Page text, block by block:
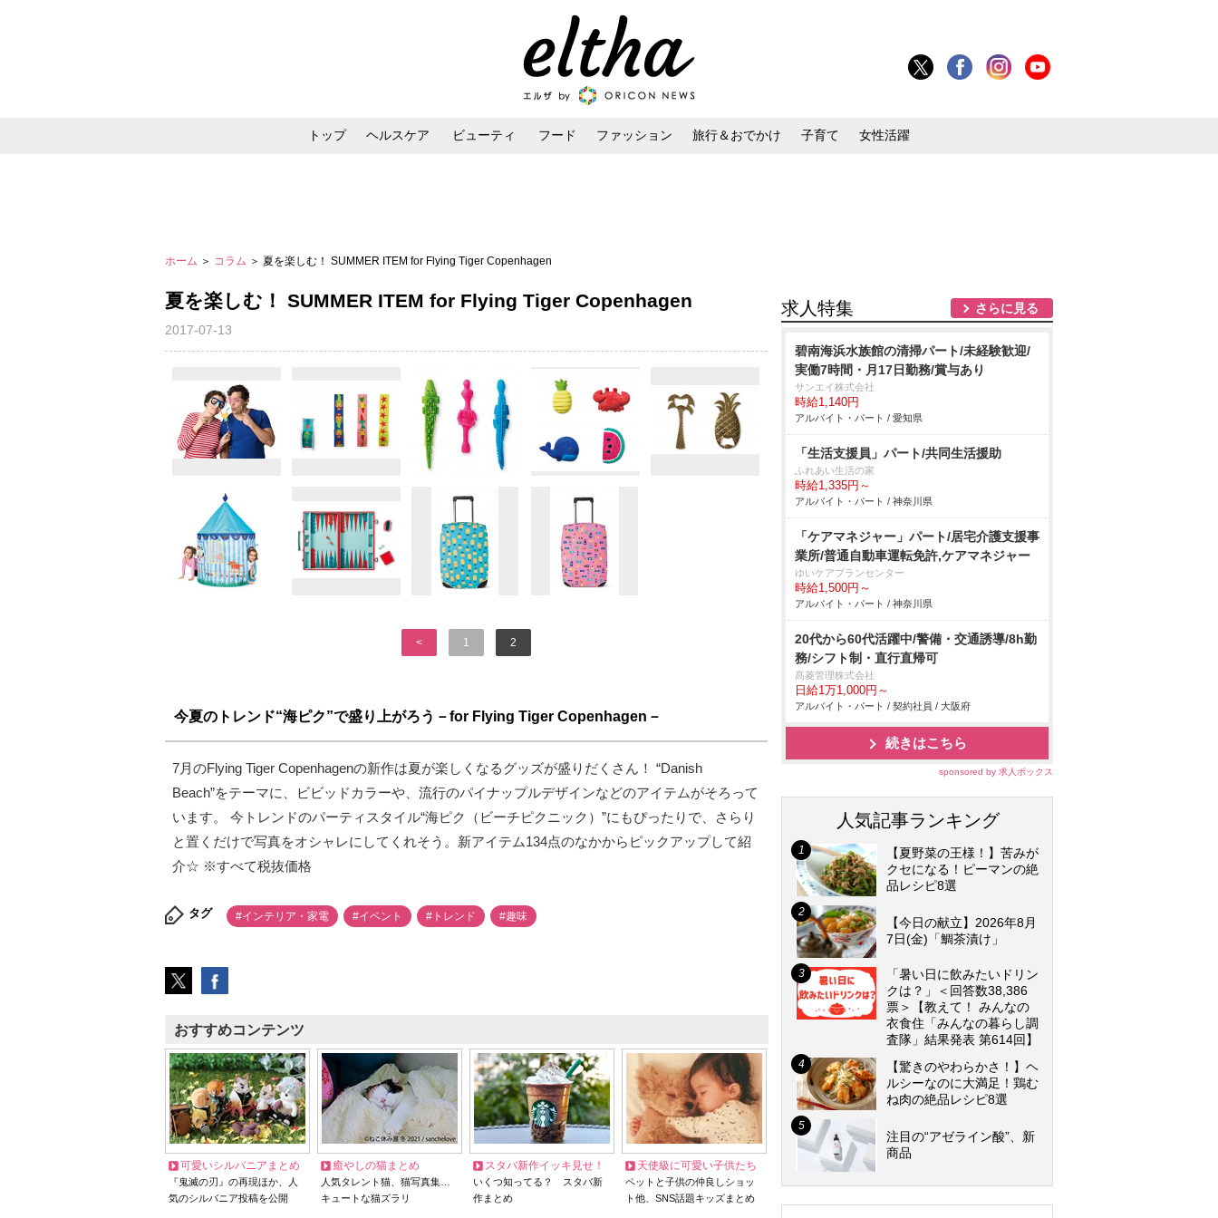
トップ ヘルスケア ビューティ フード ファッション 旅行＆おでかけ 子育て 女性活躍
ホーム ＞ コラム ＞ 夏を楽しむ！ SUMMER ITEM for Flying Tiger Copenhagen
夏を楽しむ！ SUMMER ITEM for Flying Tiger Copenhagen
2017-07-13
< 1 2
今夏のトレンド“海ピク”で盛り上がろう－for Flying Tiger Copenhagen－
7月のFlying Tiger Copenhagenの新作は夏が楽しくなるグッズが盛りだくさん！ “Danish
Beach”をテーマに、ビビッドカラーや、流行のパイナップルデザインなどのアイテムがそろって
います。 今トレンドのパーティスタイル“海ピク（ビーチピクニック）”にもぴったりで、さらり
と置くだけで写真をオシャレにしてくれそう。新アイテム134点のなかからピックアップして紹
介☆ ※すべて税抜価格
タグ #インテリア・家電 #イベント #トレンド #趣味
おすすめコンテンツ
可愛いシルバニアまとめ
『鬼滅の刃』の再現ほか、人
気のシルバニア投稿を公開
癒やしの猫まとめ
人気タレント猫、猫写真集…
キュートな猫ズラリ
スタバ新作イッキ見せ！
いくつ知ってる？ スタバ新
作まとめ
天使級に可愛い子供たち
ペットと子供の仲良しショッ
ト他、SNS話題キッズまとめ
求人特集 さらに見る
碧南海浜水族館の清掃パート/未経験歓迎/
実働7時間・月17日勤務/賞与あり
サンエイ株式会社
時給1,140円
アルバイト・パート / 愛知県
「生活支援員」パート/共同生活援助
ふれあい生活の家
時給1,335円～
アルバイト・パート / 神奈川県
「ケアマネジャー」パート/居宅介護支援事
業所/普通自動車運転免許,ケアマネジャー
ゆいケアプランセンター
時給1,500円～
アルバイト・パート / 神奈川県
20代から60代活躍中/警備・交通誘導/8h勤
務/シフト制・直行直帰可
髙菱管理株式会社
日給1万1,000円～
アルバイト・パート / 契約社員 / 大阪府
続きはこちら
sponsored by 求人ボックス
人気記事ランキング
【夏野菜の王様！】苦みが
クセになる！ピーマンの絶
品レシピ8選
【今日の献立】2026年8月
7日(金)「鯛茶漬け」
「暑い日に飲みたいドリン
クは？」＜回答数38,386
票＞【教えて！ みんなの
衣食住「みんなの暮らし調
査隊」結果発表 第614回】
【驚きのやわらかさ！】ヘ
ルシーなのに大満足！鶏む
ね肉の絶品レシピ8選
注目の“アゼライン酸”、新
商品